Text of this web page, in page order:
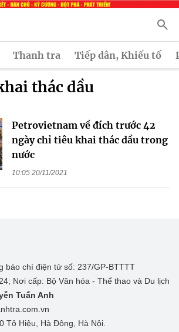
Thanh tra Tiếp dân, Khiếu tố
thác dầu
Petrovietnam về đích trước 42
ngày chỉ tiêu khai thác dầu trong
nước
10:05 20/11/2021
báo chí điện tử số: 237/GP-BTTTT
Nơi cấp: Bộ Văn hóa - Thể thao và Du lịch
Tuấn Anh
Tô Hiệu, Hà Đông, Hà Nội.